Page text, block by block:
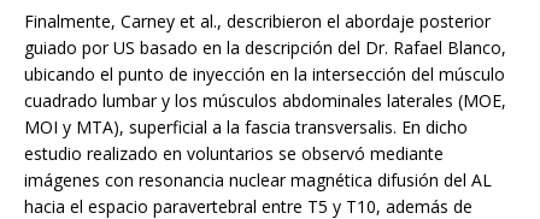
Finalmente, Carney et al., describieron el abordaje posterior
guiado por US basado en la descripción del Dr. Rafael Blanco,
ubicando el punto de inyección en la intersección del músculo
cuadrado lumbar y los músculos abdominales laterales (MOE,
MOI y MTA), superficial a la fascia transversalis. En dicho
estudio realizado en voluntarios se observó mediante
imágenes con resonancia nuclear magnética difusión del AL
hacia el espacio paravertebral entre T5 y T10, además de